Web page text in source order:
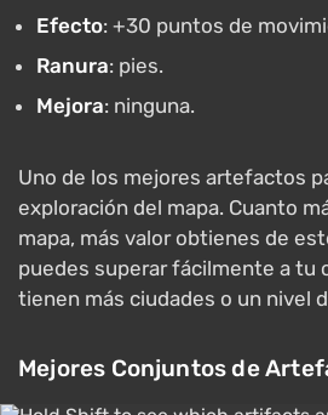
Efecto: +30 puntos de
Ranura: pies.
Mejora: ninguna.
Uno de los mejores artefactos
exploración del mapa. Cuanto
mapa, más valor obtienes de
puedes superar fácilmente a tu
tienen más ciudades o un nivel
Mejores Conjuntos de